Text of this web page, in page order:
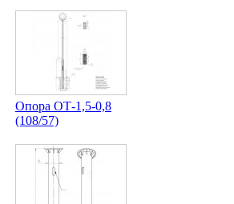
Опора ОТ-1,5-0,8
(108/57)